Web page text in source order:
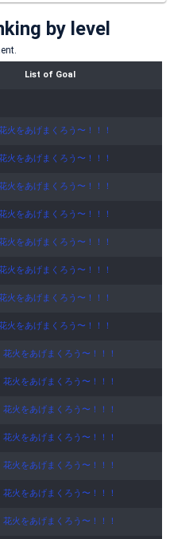
by level
List of Goal
火をあげまくろう〜！！！
火をあげまくろう〜！！！
火をあげまくろう〜！！！
火をあげまくろう〜！！！
火をあげまくろう〜！！！
火をあげまくろう〜！！！
火をあげまくろう〜！！！
火をあげまくろう〜！！！
火をあげまくろう〜！！！
火をあげまくろう〜！！！
火をあげまくろう〜！！！
火をあげまくろう〜！！！
火をあげまくろう〜！！！
火をあげまくろう〜！！！
火をあげまくろう〜！！！